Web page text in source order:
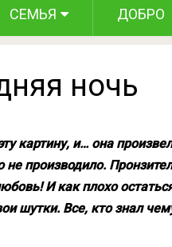
СЕМЬЯ ДОБРО
ночь
картину, и… она
не производило.
И как плохо
шутки. Все, кто знал